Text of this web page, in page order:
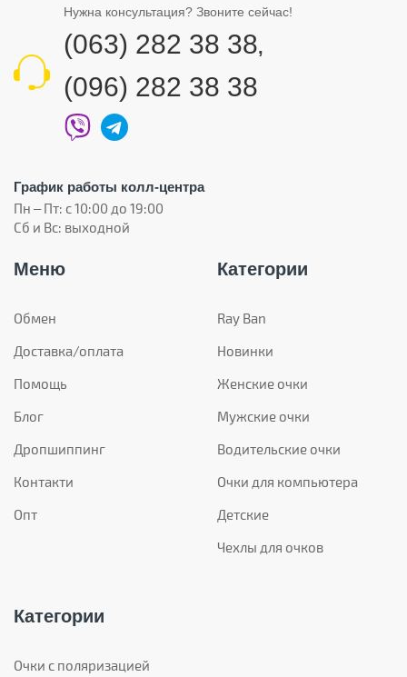
Нужна консультация? Звоните сейчас!
(063) 282 38 38,
(096) 282 38 38
График работы колл-центра
Пн – Пт: с 10:00 до 19:00
Сб и Вс: выходной
Меню
Обмен
Доставка/оплата
Помощь
Блог
Дропшиппинг
Контакти
Опт
Категории
Ray Ban
Новинки
Женские очки
Мужские очки
Водительские очки
Очки для компьютера
Детские
Чехлы для очков
Категории
Очки с поляризацией